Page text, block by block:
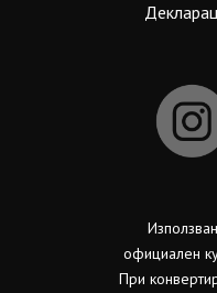
официален
При